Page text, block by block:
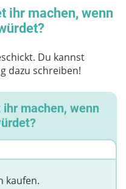
ihr machen, wenn
Du kannst
dazu schreiben!
machen, wenn
kaufen.